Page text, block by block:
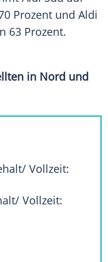
Prozent und Aldi
63 Prozent.
in Nord und
Vollzeit:
Vollzeit: